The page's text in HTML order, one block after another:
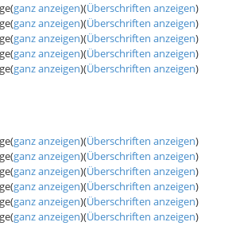
(ganz anzeigen)(Überschriften anzeigen)
(ganz anzeigen)(Überschriften anzeigen)
(ganz anzeigen)(Überschriften anzeigen)
(ganz anzeigen)(Überschriften anzeigen)
(ganz anzeigen)(Überschriften anzeigen)
(ganz anzeigen)(Überschriften anzeigen)
(ganz anzeigen)(Überschriften anzeigen)
(ganz anzeigen)(Überschriften anzeigen)
(ganz anzeigen)(Überschriften anzeigen)
(ganz anzeigen)(Überschriften anzeigen)
(ganz anzeigen)(Überschriften anzeigen)